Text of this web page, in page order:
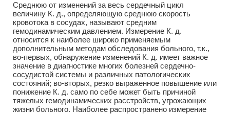
Среднюю от изменений за весь сердечный цикл
величину К. д., определяющую среднюю скорость
кровотока в сосудах, называют средним
гемодинамическим давлением. Измерение К. д.
относится к наиболее широко применяемым
дополнительным методам обследования больного, т.к.,
во-первых, обнаружение изменений К. д. имеет важное
значение в диагностике многих болезней сердечно-
сосудистой системы и различных патологических
состояний; во-вторых, резко выраженное повышение или
понижение К. д. само по себе может быть причиной
тяжелых гемодинамических расстройств, угрожающих
жизни больного. Наиболее распространено измерение